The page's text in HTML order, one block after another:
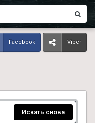
Facebook Viber
Искать снова